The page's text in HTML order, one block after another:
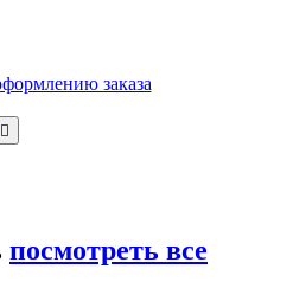
заказа

посмотреть все